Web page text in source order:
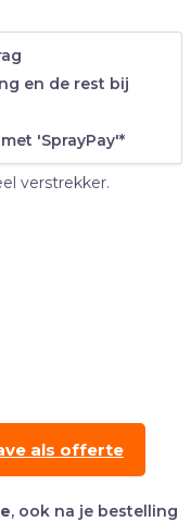
en de rest bij
'SprayPay'*
verstrekker.
als offerte
, ook na je bestelling